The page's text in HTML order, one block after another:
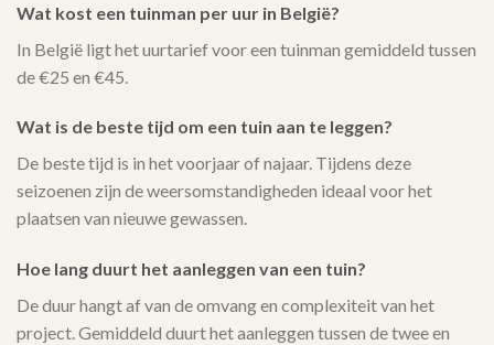
Wat kost een tuinman per uur in België?
In België ligt het uurtarief voor een tuinman gemiddeld tussen
de €25 en €45.
Wat is de beste tijd om een tuin aan te leggen?
De beste tijd is in het voorjaar of najaar. Tijdens deze
seizoenen zijn de weersomstandigheden ideaal voor het
plaatsen van nieuwe gewassen.
Hoe lang duurt het aanleggen van een tuin?
De duur hangt af van de omvang en complexiteit van het
project. Gemiddeld duurt het aanleggen tussen de twee en